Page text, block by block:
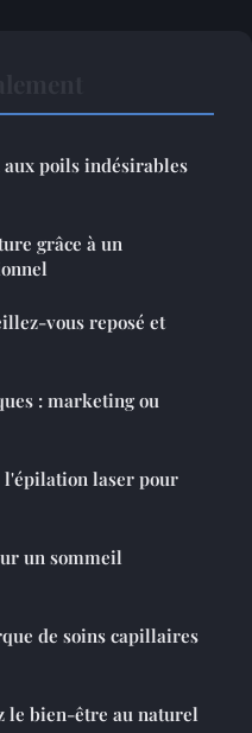
poils indésirables
grâce à un
vous reposé et
: marketing ou
l'épilation laser pour
un sommeil
de soins capillaires
le bien-être au naturel